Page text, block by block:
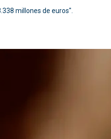
millones de euros".